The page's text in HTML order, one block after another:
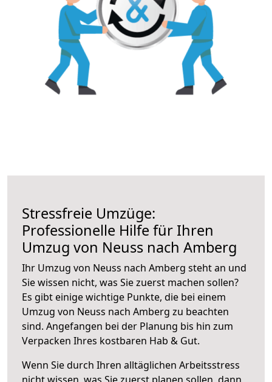
Stressfreie Umzüge:
Professionelle Hilfe für Ihren
Umzug von Neuss nach Amberg
Ihr Umzug von Neuss nach Amberg steht an und
Sie wissen nicht, was Sie zuerst machen sollen?
Es gibt einige wichtige Punkte, die bei einem
Umzug von Neuss nach Amberg zu beachten
sind. Angefangen bei der Planung bis hin zum
Verpacken Ihres kostbaren Hab & Gut.
Wenn Sie durch Ihren alltäglichen Arbeitsstress